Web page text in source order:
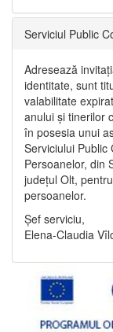
Serviciul Public
Adresează
identitate, sunt
valabilitate
anului și tinerilor
în posesia unui
Serviciului Public
Persoanelor, din
județul Olt,
persoanelor.
Șef serviciu,
Elena-Claudia